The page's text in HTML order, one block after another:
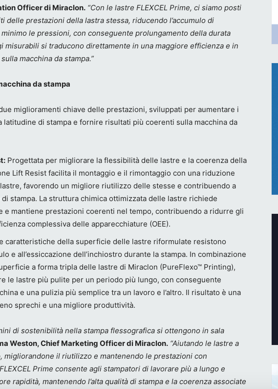
Officer di Miraclon. “Con le lastre FLEXCEL Prime, ci siamo posti
delle prestazioni della lastra stessa, riducendo l’accumulo di
le pressioni, con conseguente prolungamento della durata
misurabili si traducono direttamente in una maggiore efficienza e in
macchina da stampa.”
da stampa
miglioramenti chiave delle prestazioni, sviluppati per aumentare i
latitudine di stampa e fornire risultati più coerenti sulla macchina da
Progettata per migliorare la flessibilità delle lastre e la coerenza della
Lift Resist facilita il montaggio e il rimontaggio con una riduzione
favorendo un migliore riutilizzo delle stesse e contribuendo a
stampa. La struttura chimica ottimizzata delle lastre richiede
e mantiene prestazioni coerenti nel tempo, contribuendo a ridurre gli
complessiva delle apparecchiature (OEE).
caratteristiche della superficie delle lastre riformulate resistono
e all’essiccazione dell’inchiostro durante la stampa. In combinazione
a forma tripla delle lastre di Miraclon (PureFlexo™ Printing),
le lastre più pulite per un periodo più lungo, con conseguente
e una pulizia più semplice tra un lavoro e l’altro. Il risultato è una
sprechi e una migliore produttività.
di sostenibilità nella stampa flessografica si ottengono in sala
Weston, Chief Marketing Officer di Miraclon. “Aiutando le lastre a
migliorandone il riutilizzo e mantenendo le prestazioni con
Prime consente agli stampatori di lavorare più a lungo e
rapidità, mantenendo l’alta qualità di stampa e la coerenza associate